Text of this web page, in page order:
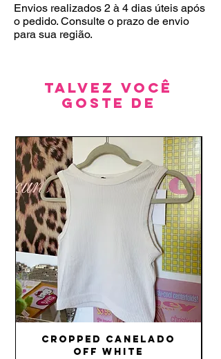
Envios realizados 2 à 4 dias úteis após
o pedido. Consulte o prazo de envio
para sua região.
Talvez você
goste de
Cropped Canelado
Off White